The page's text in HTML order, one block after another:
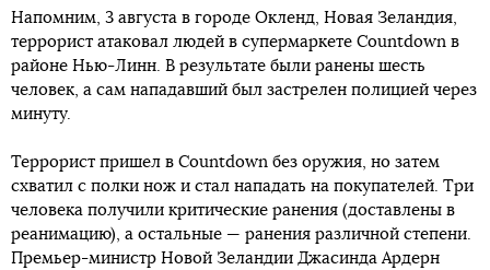
Напомним, 3 августа в городе Окленд, Новая Зеландия,
террорист атаковал людей в супермаркете Countdown в
районе Нью-Линн. В результате были ранены шесть
человек, а сам нападавший был застрелен полицией через
минуту.
Террорист пришел в Countdown без оружия, но затем
схватил с полки нож и стал нападать на покупателей. Три
человека получили критические ранения (доставлены в
реанимацию), а остальные — ранения различной степени.
Премьер-министр Новой Зеландии Джасинда Ардерн